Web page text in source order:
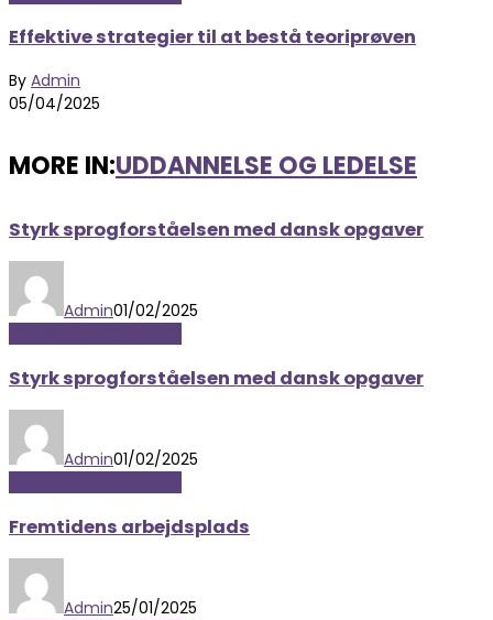
Effektive strategier til at bestå teoriprøven
By Admin
05/04/2025
MORE IN:UDDANNELSE OG LEDELSE
Styrk sprogforståelsen med dansk opgaver
Admin01/02/2025
Styrk sprogforståelsen med dansk opgaver
Admin01/02/2025
Fremtidens arbejdsplads
Admin25/01/2025